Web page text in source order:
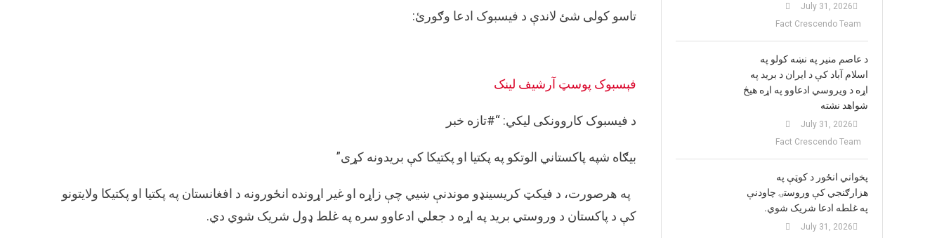
تاسو کولی شئ لاندې د فیسبوک ادعا وګورئ:
فېسبوک پوسټ آرشيف لینک
د فیسبوک کاروونکی لیکي: “#تازه خبر
بيګاه شپه پاکستاني الوتکو په پکتيا او پکتيکا کې بريدونه کړی”
په هرصورت، د فیکټ کریسینډو موندنې ښیي چې زاړه او غیر اړونده انځورونه د افغانستان په پکتیا او پکتیکا ولایتونو
کې د پاکستان د وروستي برید په اړه د جعلي ادعاوو سره په غلط ډول شریک شوي دي.
July 31, 2026
Fact Crescendo Team
د عاصم منیر په نښه کولو په
اسلام آباد کې د ایران د برید په
اړه د ویروسي ادعاوو په اړه هیڅ
شواهد نشته
July 31, 2026
Fact Crescendo Team
پخواني انځور د کوټې په
هزارګنجي کې وروستۍ چاودنې
په غلطه ادعا شریک شوي.
July 31, 2026